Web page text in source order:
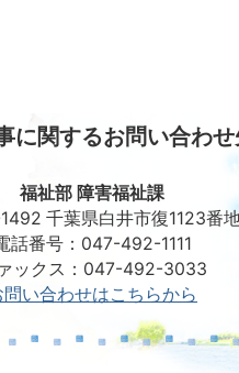
に関するお問い合わ
福祉部 障害福祉課
千葉県白井市復1123番
話番号：047-492-1111
ックス：047-492-3033
問い合わせはこちらから